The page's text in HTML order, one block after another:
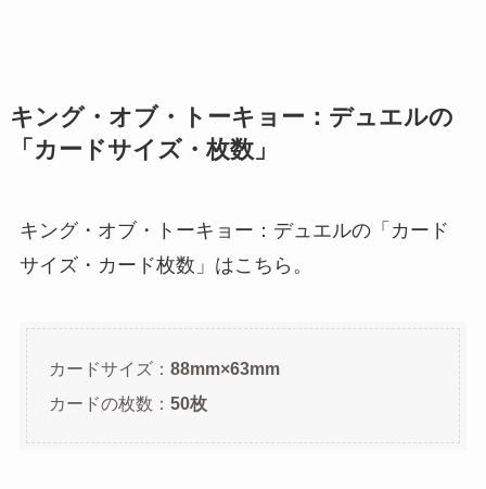
キング・オブ・トーキョー：デュエルの
「カードサイズ・枚数」
キング・オブ・トーキョー：デュエルの「カード
サイズ・カード枚数」はこちら。
カードサイズ： 88mm×63mm
カードの枚数： 50枚